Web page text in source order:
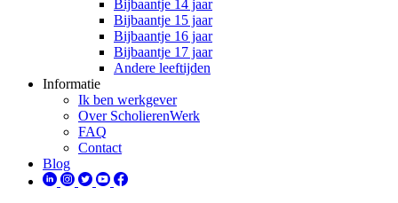
Bijbaantje 14 jaar
Bijbaantje 15 jaar
Bijbaantje 16 jaar
Bijbaantje 17 jaar
Andere leeftijden
Informatie
Ik ben werkgever
Over ScholierenWerk
FAQ
Contact
Blog